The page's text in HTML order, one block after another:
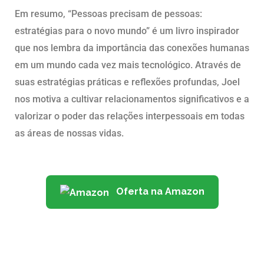
Em resumo, “Pessoas precisam de pessoas:
estratégias para o novo mundo” é um livro inspirador
que nos lembra da importância das conexões humanas
em um mundo cada vez mais tecnológico. Através de
suas estratégias práticas e reflexões profundas, Joel
nos motiva a cultivar relacionamentos significativos e a
valorizar o poder das relações interpessoais em todas
as áreas de nossas vidas.
Oferta na Amazon